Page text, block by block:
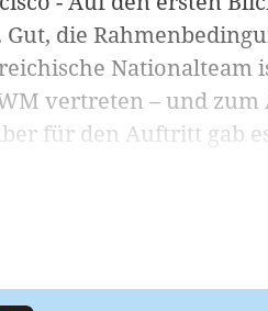
die
Nationalteam
vertreten – und zum
für den Auftritt gab